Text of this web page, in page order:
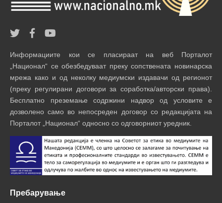
Информациите кои се пласираат на веб Порталот
„Национал“ се обезбедуваат преку сопствената новинарска
мрежа како и од неколку медиумски издавачи од регионот
(преку регулирани договори за соработка/авторски права).
Бесплатно преземање содржини надвор од условите е
дозволено само во непосреден договор со редакцијата на
Порталот „Национал“ односно со одговорниот уредник.
Пребарување